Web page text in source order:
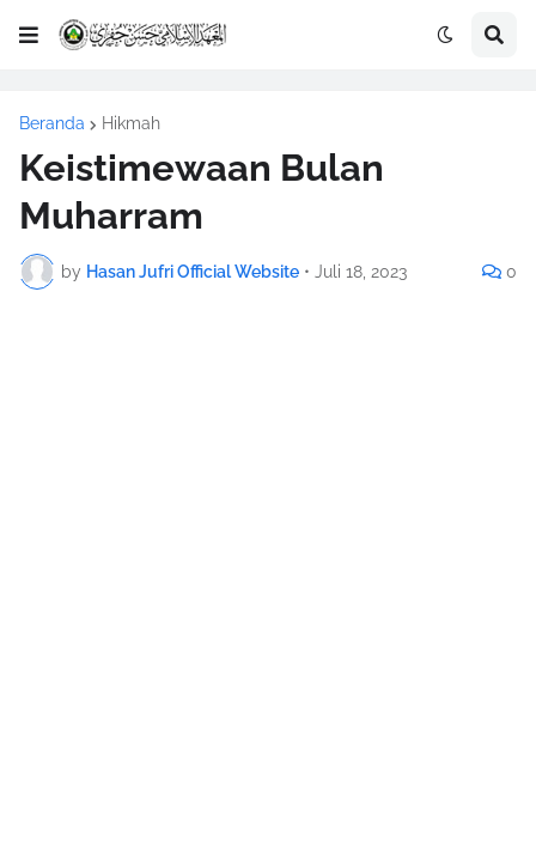
Beranda Hikmah
Keistimewaan Bulan
Muharram
by Hasan Jufri Official Website • Juli 18, 2023 0